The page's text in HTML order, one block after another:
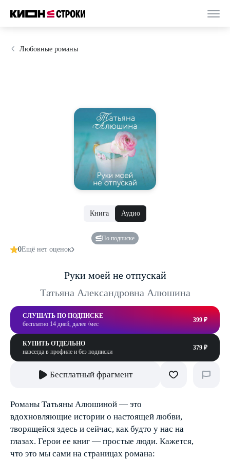
Любовные романы
Книга Аудио
По подписке
0Ещё нет оценок
Руки моей не отпускай
Татьяна Александровна Алюшина
СЛУШАТЬ ПО ПОДПИСКЕ
бесплатно 14 дней, далее /мес
399 ₽
КУПИТЬ ОТДЕЛЬНО
навсегда в профиле и без подписки
379 ₽
Бесплатный фрагмент
Романы Татьяны Алюшиной — это
вдохновляющие истории о настоящей любви,
творящейся здесь и сейчас, как будто у нас на
глазах. Герои ее книг — простые люди. Кажется,
что это мы сами на страницах романа: